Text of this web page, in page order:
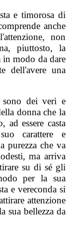
e timorosa di
anche
non
piuttosto, la
in modo da dare
dell'avere una
dei veri e
donna che la
ad essere casta
carattere e
purezza che va
ma arriva
su di sé gli
per la sua
e vereconda si
attenzione
sua bellezza da